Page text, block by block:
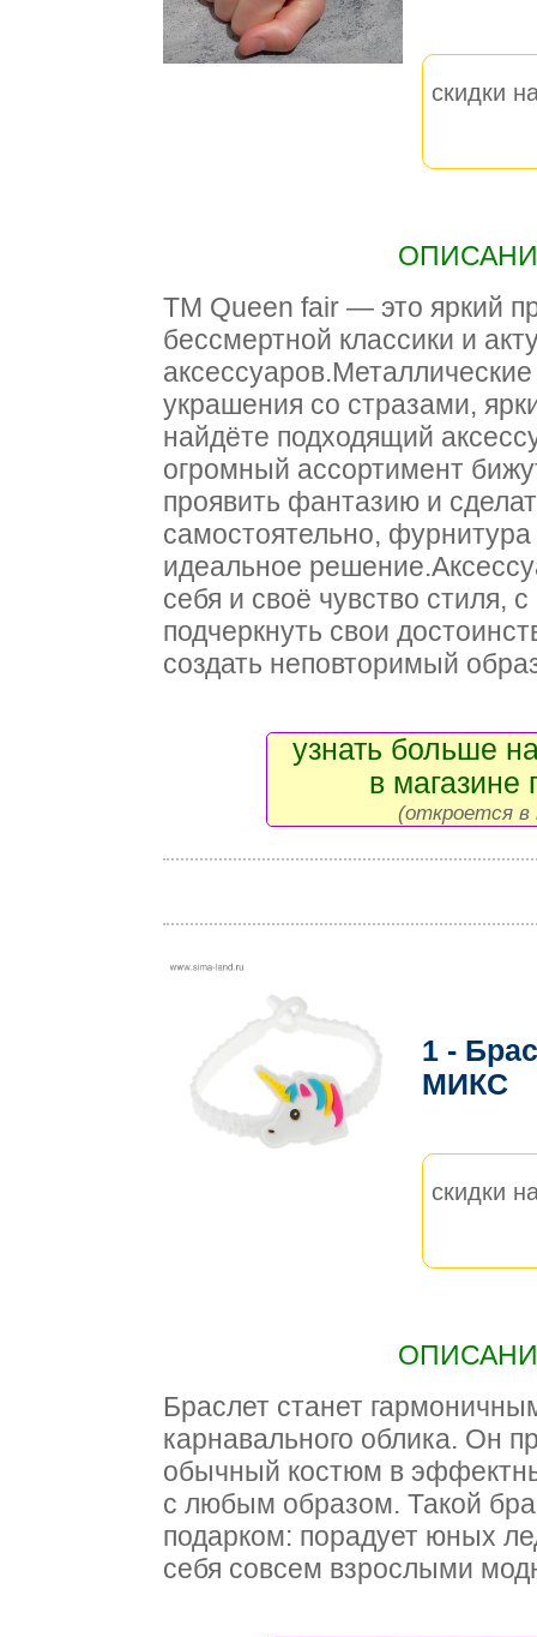
скидки
ТМ Queen fair — это яркий
бессмертной классики и
украшения со стразами,
найдёте подходящий
огромный ассортимент
проявить фантазию и
самостоятельно,
идеальное
себя и своё чувство стиля,
подчеркнуть свои
создать неповторимый
узнать больше
в магазине
(откроется в
1 -
МИКС
скидки
Браслет станет
карнавального облика. Он
обычный костюм в
с любым образом. Такой
подарком: порадует юных
себя совсем взрослыми